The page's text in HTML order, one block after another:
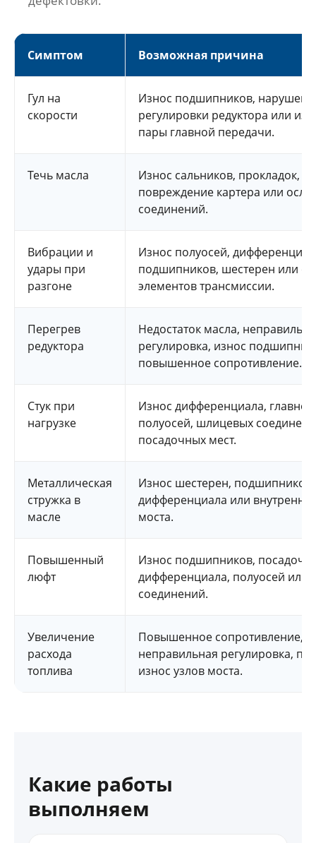
Симптом Возможная причина
Гул на
скорости
Износ подшипников,
регулировки редуктора или
пары главной передачи.
Течь масла
Износ сальников, прокладок,
повреждение картера или
соединений.
Вибрации и
удары при
разгоне
Износ полуосей,
подшипников, шестерен или
элементов трансмиссии.
Перегрев
редуктора
Недостаток масла,
регулировка, износ
повышенное сопротивление.
Стук при
нагрузке
Износ дифференциала,
полуосей, шлицевых
посадочных мест.
Металлическая
стружка в
масле
Износ шестерен, подшипников,
дифференциала или
моста.
Повышенный
люфт
Износ подшипников,
дифференциала, полуосей или
соединений.
Увеличение
расхода
топлива
Повышенное сопротивление,
неправильная регулировка,
износ узлов моста.
Какие работы
выполняем